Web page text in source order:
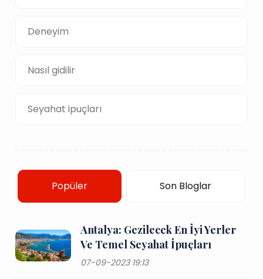
Deneyim
Nasıl gidilir
Seyahat ipuçları
Popüler Son Bloglar
Antalya: Gezilecek En İyi Yerler
Ve Temel Seyahat İpuçları
07-09-2023 19:13